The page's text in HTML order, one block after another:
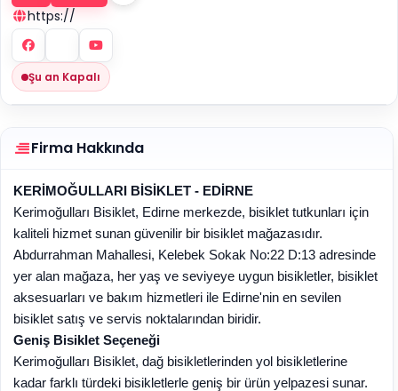
https://
Şu an Kapalı
Firma Hakkında
KERİMOĞULLARI BİSİKLET - EDİRNE
Kerimoğulları Bisiklet, Edirne merkezde, bisiklet tutkunları için
kaliteli hizmet sunan güvenilir bir bisiklet mağazasıdır.
Abdurrahman Mahallesi, Kelebek Sokak No:22 D:13 adresinde
yer alan mağaza, her yaş ve seviyeye uygun bisikletler, bisiklet
aksesuarları ve bakım hizmetleri ile Edirne'nin en sevilen
bisiklet satış ve servis noktalarından biridir.
Geniş Bisiklet Seçeneği
Kerimoğulları Bisiklet, dağ bisikletlerinden yol bisikletlerine
kadar farklı türdeki bisikletlerle geniş bir ürün yelpazesi sunar.